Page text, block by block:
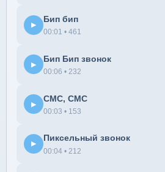
▶
Бип бип
00:01 • 461
▶
Бип Бип звонок
00:06 • 232
▶
СМС, СМС
00:03 • 153
▶
Пиксельный звонок
00:04 • 212